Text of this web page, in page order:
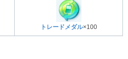
トレードメダル×100